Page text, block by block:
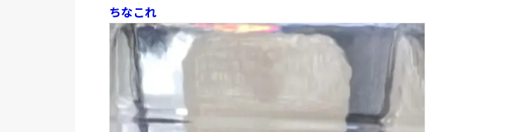
ちなこれ